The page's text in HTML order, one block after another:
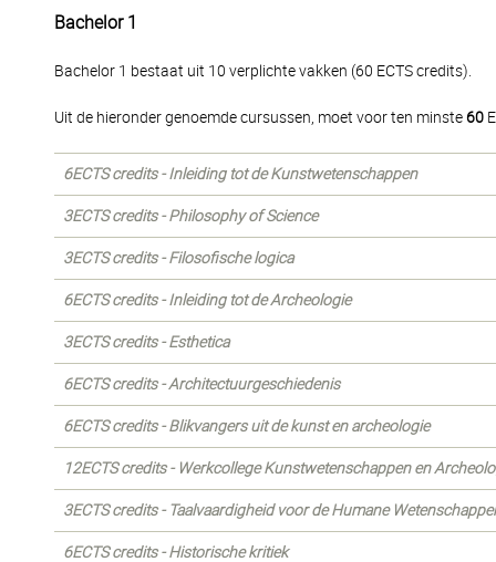
Bachelor 1
Bachelor 1 bestaat uit 10 verplichte vakken (60 ECTS credits).
Uit de hieronder genoemde cursussen, moet voor ten minste60
6ECTS credits - Inleiding tot de Kunstwetenschappen
3ECTS credits - Philosophy of Science
3ECTS credits - Filosofische logica
6ECTS credits - Inleiding tot de Archeologie
3ECTS credits - Esthetica
6ECTS credits - Architectuurgeschiedenis
6ECTS credits - Blikvangers uit de kunst en archeologie
12ECTS credits - Werkcollege Kunstwetenschappen en
3ECTS credits - Taalvaardigheid voor de Humane
6ECTS credits - Historische kritiek